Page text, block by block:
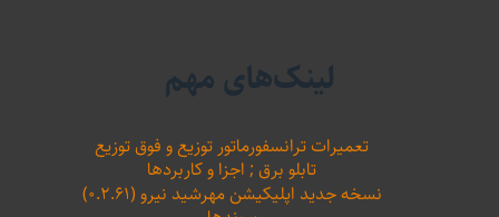
لینک‌های مهم
تعمیرات ترانسفورماتور توزیع و فوق توزیع
تابلو برق ; اجزا و کاربردها
نسخه جدید اپلیکیشن مهرشید نیرو (۰.۲.۶۱)